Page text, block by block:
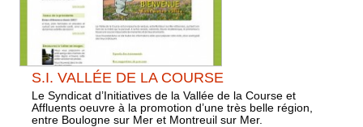
S.I. VALLÉE DE LA COURSE
Le Syndicat d’Initiatives de la Vallée de la Course et
Affluents oeuvre à la promotion d’une très belle région,
entre Boulogne sur Mer et Montreuil sur Mer.